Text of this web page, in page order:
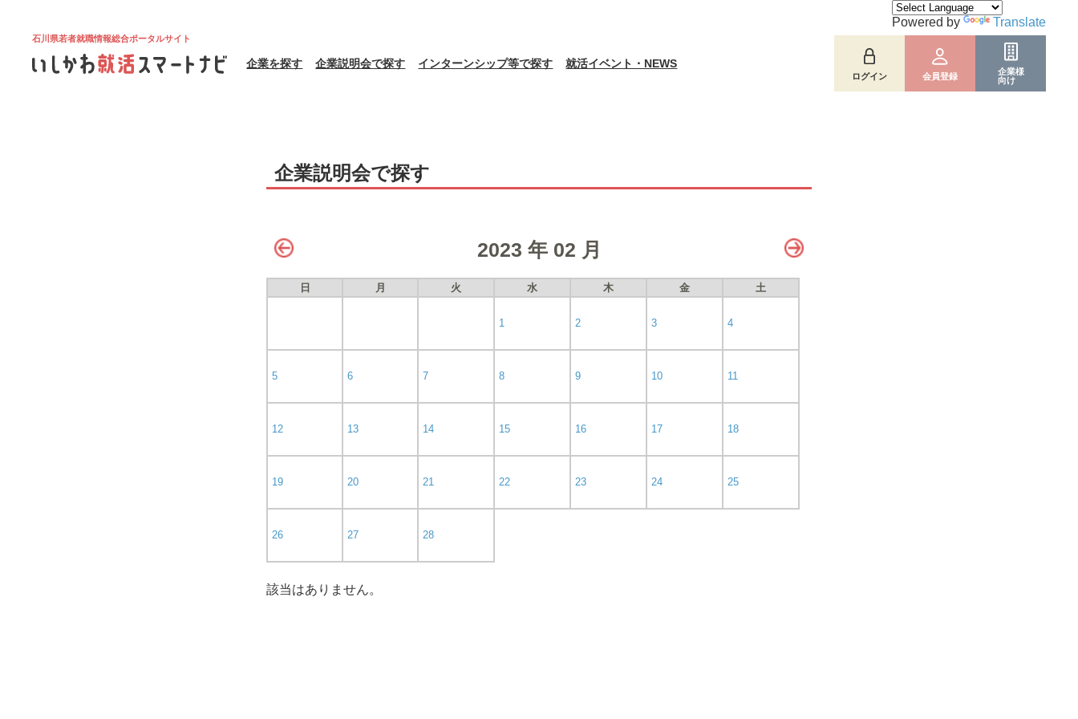
石川県若者就職情報総合ポータルサイト
企業を探す 企業説明会で探す インターンシップ等で探す 就活イベント・NEWS
ログイン 会員登録
企業様
向け
Powered by Translate
企業説明会で探す
2023 年 02 月
日 月 火 水 木 金 土
1 2 3 4
5 6 7 8 9 10 11
12 13 14 15 16 17 18
19 20 21 22 23 24 25
26 27 28
該当はありません。